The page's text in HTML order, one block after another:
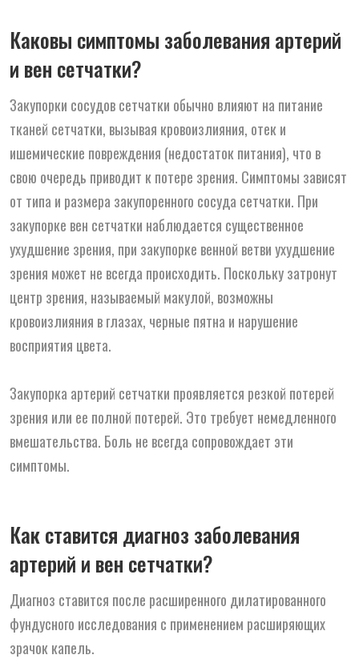
Каковы симптомы заболевания артерий
и вен сетчатки?
Закупорки сосудов сетчатки обычно влияют на питание
тканей сетчатки, вызывая кровоизлияния, отек и
ишемические повреждения (недостаток питания), что в
свою очередь приводит к потере зрения. Симптомы зависят
от типа и размера закупоренного сосуда сетчатки. При
закупорке вен сетчатки наблюдается существенное
ухудшение зрения, при закупорке венной ветви ухудшение
зрения может не всегда происходить. Поскольку затронут
центр зрения, называемый макулой, возможны
кровоизлияния в глазах, черные пятна и нарушение
восприятия цвета.
Закупорка артерий сетчатки проявляется резкой потерей
зрения или ее полной потерей. Это требует немедленного
вмешательства. Боль не всегда сопровождает эти
симптомы.
Как ставится диагноз заболевания
артерий и вен сетчатки?
Диагноз ставится после расширенного дилатированного
фундусного исследования с применением расширяющих
зрачок капель.